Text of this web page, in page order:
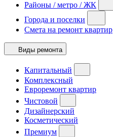
Районы / метро / ЖК
Города и поселки
Смета на ремонт квартир
Виды ремонта
Капитальный
Комплексный
Евроремонт квартир
Чистовой
Дизайнерский
Косметический
Премиум